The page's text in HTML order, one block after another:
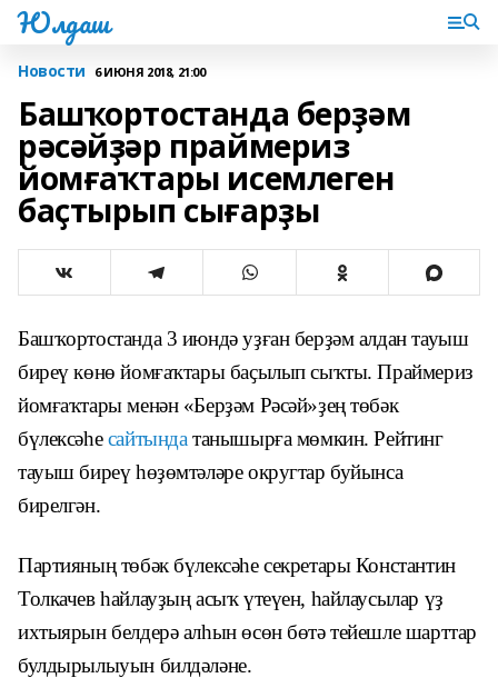
Юлдаш
Новости 6 ИЮНЯ 2018, 21:00
Башҡортостанда берҙәм
рәсәйҙәр праймериз
йомғаҡтары исемлеген
баҫтырып сығарҙы
Башҡортостанда 3 июндә уҙған берҙәм алдан тауыш
биреү көнө йомғаҡтары баҫылып сыҡты. Праймериз
йомғаҡтары менән «Берҙәм Рәсәй»ҙең төбәк
бүлексәһесайтында танышырға мөмкин. Рейтинг
тауыш биреү һөҙөмтәләре округтар буйынса
бирелгән.
Партияның төбәк бүлексәһе секретары Константин
Толкачев һайлауҙың асыҡ үтеүен, һайлаусылар үҙ
ихтыярын белдерә алһын өсөн бөтә тейешле шарттар
булдырылыуын билдәләне.